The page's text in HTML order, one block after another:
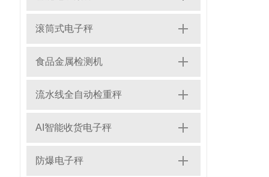
滚筒式电子秤
食品金属检测机
流水线全自动检重秤
AI智能收货电子秤
防爆电子秤